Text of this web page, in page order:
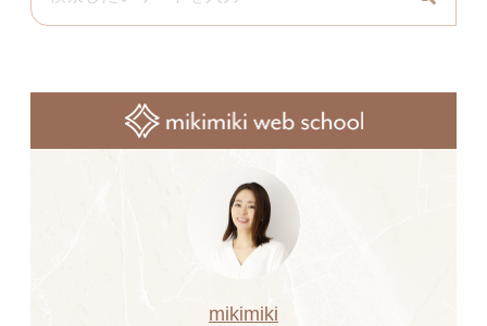
mikimiki